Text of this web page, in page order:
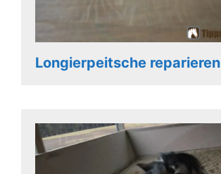
Longierpeitsche reparieren